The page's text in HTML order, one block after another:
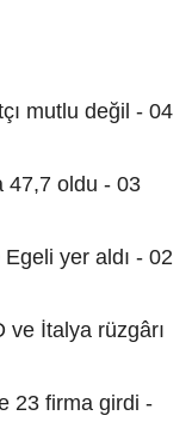
mutlu değil - 04
47,7 oldu - 03
yer aldı - 02
ve İtalya rüzgârı
23 firma girdi -